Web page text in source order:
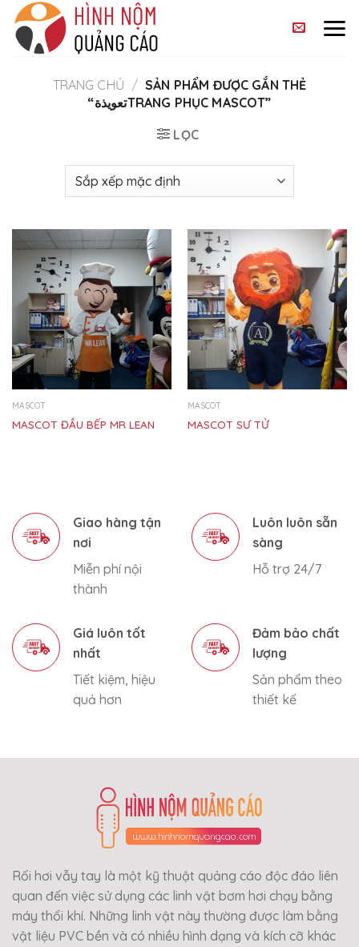
Skip
content
TRANG CHỦ / SẢN PHẨM ĐƯỢC GẮN THẺ
“تعويذةTRANG PHỤC MASCOT”
LỌC
MASCOT
MASCOT ĐẦU BẾP MR LEAN
MASCOT
MASCOT SƯ TỬ
Giao hàng tận
nơi
Miễn phí nội
thành
Luôn luôn sẵn
sàng
Hỗ trợ 24/7
Giá luôn tốt
nhất
Tiết kiệm, hiệu
quả hơn
Đảm bảo chất
lượng
Sản phẩm theo
thiết kế
Rối hơi vẫy tay là một kỹ thuật quảng cáo độc đáo liên
quan đến việc sử dụng các linh vật bơm hơi chạy bằng
máy thổi khí. Những linh vật này thường được làm bằng
vật liệu PVC bền và có nhiều hình dạng và kích cỡ khác